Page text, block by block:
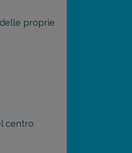
proprie
centro